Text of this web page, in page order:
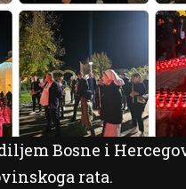
Bosne i
rata.